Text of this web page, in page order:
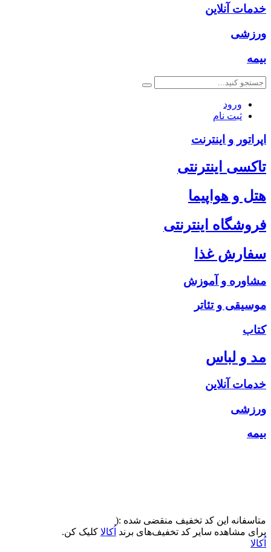
خدمات آنلاین
ورزشی
بیمه
ورود
ثبت نام
اپراتور و اینترنت
تاکسی اینترنتی
هتل و هواپیما
فروشگاه اینترنتی
سفارش غذا
مشاوره و آموزش
موسیقی و تئاتر
کتاب
مد و لباس
خدمات آنلاین
ورزشی
بیمه
متاسفانه این کد تخفیف منقضی شده :(
برای مشاهده سایر کد تخفیف‌های برند اُکالا کلیک کن.
اُکالا